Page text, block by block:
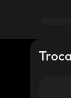
Troca